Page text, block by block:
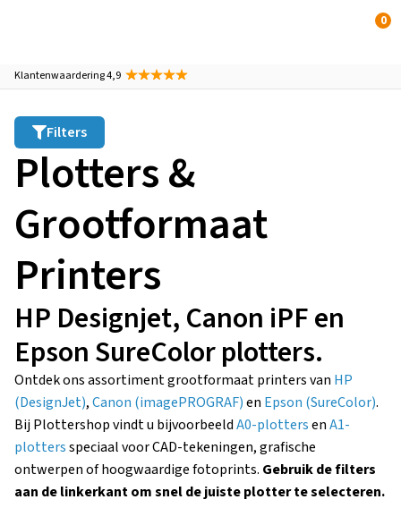
0
Klantenwaardering 4,9
Filters
Plotters &
Grootformaat
Printers
HP Designjet, Canon iPF en
Epson SureColor plotters.
Ontdek ons assortiment grootformaat printers van HP
(DesignJet),Canon (imagePROGRAF)en Epson (SureColor).
Bij Plottershop vindt u bijvoorbeeldA0-plottersenA1-
plottersspeciaal voor CAD-tekeningen, grafische
ontwerpen of hoogwaardige fotoprints. Gebruik de filters
aan de linkerkant om snel de juiste plotter te selecteren.